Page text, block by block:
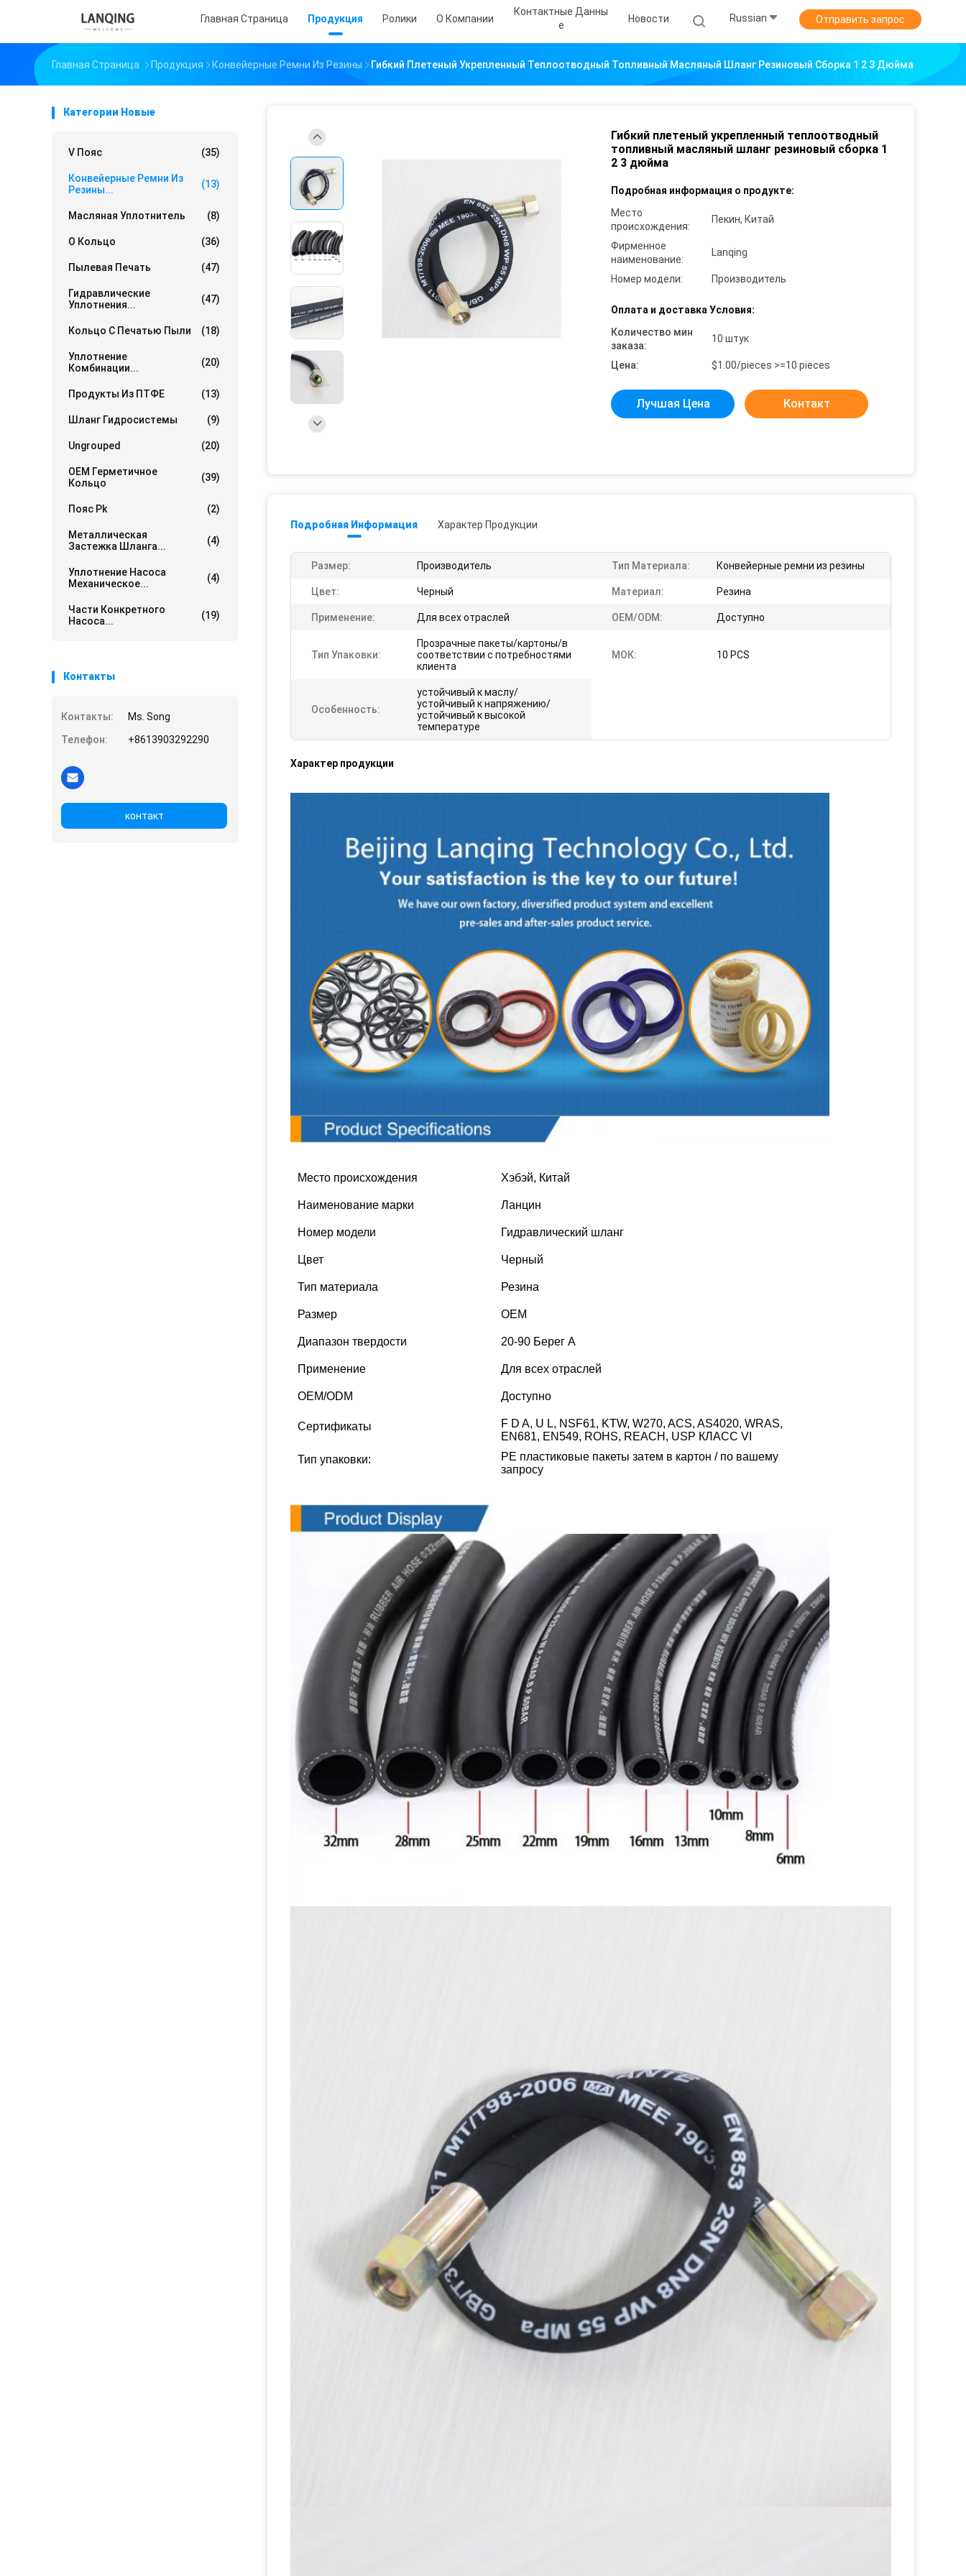
Главная Страница Продукция Ролики О Компании
Контактные Данны
Е
Новости Russian Отправить запрос
Главная Страница Продукция Конвейерные Ремни Из Резины Гибкий Плетеный Укрепленный Теплоотводный Топливный Масляный Шланг Резиновый Сборка 1 2 3 Дюйма
Категории Новые
V Пояс (35)
Конвейерные Ремни Из
Резины...
(13)
Масляная Уплотнитель (8)
О Кольцо (36)
Пылевая Печать (47)
Гидравлические
Уплотнения...
(47)
Кольцо С Печатью Пыли (18)
Уплотнение
Комбинации...
(20)
Продукты Из ПТФЕ (13)
Шланг Гидросистемы (9)
Ungrouped (20)
OEM Герметичное
Кольцо
(39)
Пояс Pk (2)
Металлическая
Застежка Шланга...
(4)
Уплотнение Насоса
Механическое...
(4)
Части Конкретного
Насоса...
(19)
Контакты
Контакты:
Ms. Song
Телефон:
+8613903292290
контакт
Гибкий плетеный укрепленный теплоотводный
топливный масляный шланг резиновый сборка 1
2 3 дюйма
Подробная информация о продукте:
Место
происхождения:
Пекин, Китай
Фирменное
наименование:
Lanqing
Номер модели: Производитель
Оплата и доставка Условия:
Количество мин
заказа:
10 штук
Цена: $1.00/pieces >=10 pieces
Лучшая Цена Контакт
Подробная Информация Характер Продукции
Размер: Производитель Тип Материала: Конвейерные ремни из резины
Цвет: Черный Материал: Резина
Применение: Для всех отраслей OEM/ODM: Доступно
Тип Упаковки:
Прозрачные пакеты/картоны/в
соответствии с потребностями
клиента
МОК: 10 PCS
Особенность:
устойчивый к маслу/
устойчивый к напряжению/
устойчивый к высокой
температуре
Характер продукции
Место происхождения Хэбэй, Китай
Наименование марки Ланцин
Номер модели Гидравлический шланг
Цвет Черный
Тип материала Резина
Размер OEM
Диапазон твердости 20-90 Берег А
Применение Для всех отраслей
OEM/ODM Доступно
Сертификаты
F D A, U L, NSF61, KTW, W270, ACS, AS4020, WRAS,
EN681, EN549, ROHS, REACH, USP КЛАСС VI
Тип упаковки:
PE пластиковые пакеты затем в картон / по вашему
запросу